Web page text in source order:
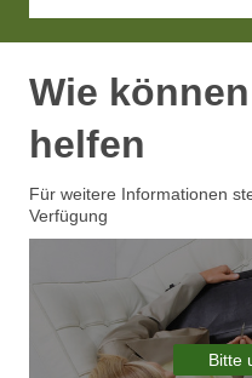
Wie
helfen
Für weitere Informationen
Verfügung
Bitte